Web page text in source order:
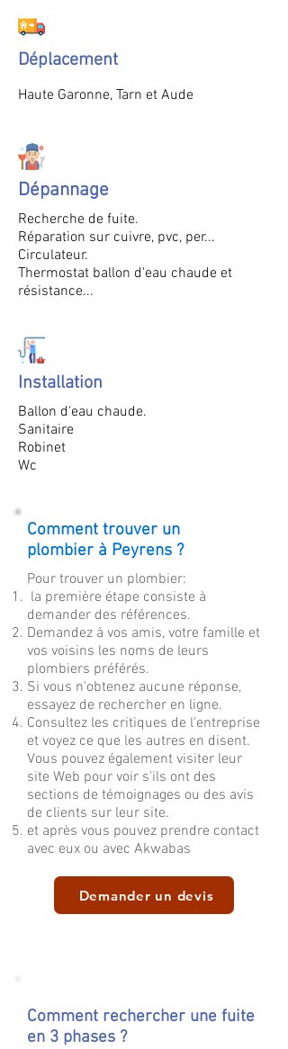
Déplacement
Haute Garonne, Tarn et Aude
Dépannage
Recherche de fuite.
Réparation sur cuivre, pvc, per...
Circulateur.
Thermostat ballon d'eau chaude et
résistance...
Installation
Ballon d'eau chaude.
Sanitaire
Robinet
Wc
Comment trouver un
plombier à Peyrens ?
Pour trouver un plombier:
la première étape consiste à
demander des références.
Demandez à vos amis, votre famille et
vos voisins les noms de leurs
plombiers préférés.
Si vous n'obtenez aucune réponse,
essayez de rechercher en ligne.
Consultez les critiques de l'entreprise
et voyez ce que les autres en disent.
Vous pouvez également visiter leur
site Web pour voir s'ils ont des
sections de témoignages ou des avis
de clients sur leur site.
et après vous pouvez prendre contact
avec eux ou avec Akwabas
Demander un devis
Comment rechercher une fuite
en 3 phases ?